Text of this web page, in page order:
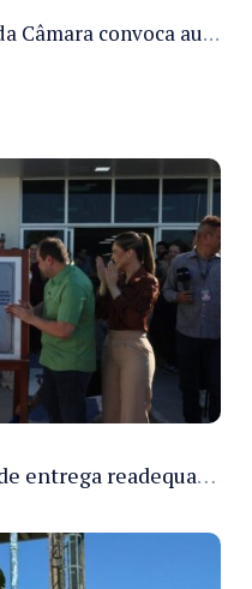
Comissão externa da Câmara convoca audiência pública sobre chuvas na Zona da Mata de Minas Gerais e impactos em Juiz de Fora
Governador Roberto Cidade entrega readequação do ambulatório da FCecon e amplia capacidade de atendimento oncológico em Manaus